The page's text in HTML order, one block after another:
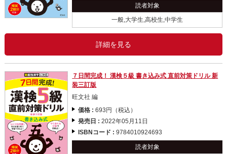
読者対象
一般,大学生,高校生,中学生
詳細を見る
７日間完成！ 漢検５級 書き込み式 直前対策ドリル 新
装三訂版
旺文社 編
価格 :693円（税込）
発売日 :2022年05月11日
ISBNコード :9784010924693
読者対象